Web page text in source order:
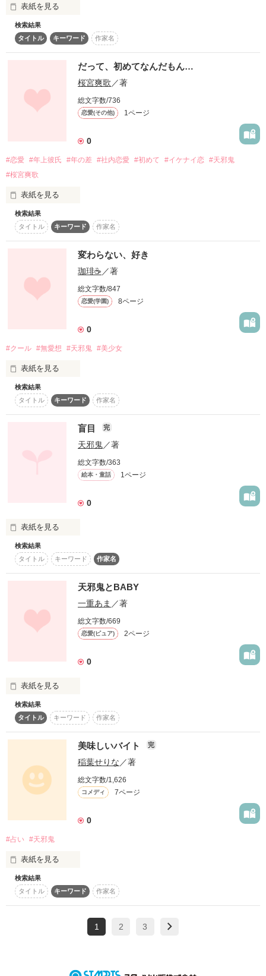
部長    長谷川拓真
三人の恋をご紹介致します。
美男子テニス部の恋事情、
ちょっと覗いてみませんか？
〜ようこそ、櫻川高校テニス部へ〜
宣伝エアラブにて、
マネージャー貝崎保津奈の恋事情
公開中ですっ！
暇つぶしにどうぞ。
「優しいキミが、私は嫌い」
作品を読む
表紙を見る
「べ、別にあんたのためじゃないから！」
極度の天邪鬼であるヒロインは、いつも本音とは違うことを言
本当は素直になりたいのに……。
そんなヒロインが初めての恋に落ちた。
相手はとても穏やかで学校一のモテ男、？
ヒロインは果たして無事にヒーローと結ばれることができるの
か
さあ――ジレジレな恋のバトルの幕開けだ。
相田 光希 （Mituki Aida）
【天邪鬼】【ツンデレ】【？？？】
奥山 大地 （Daiti Okuyama）
【人畜無害】【モテ男】【？？？】
検索結果
タイトル
キーワード 作家名
だって、初めてなんだもん…
桜宮爽歌／著
総文字数/736
恋愛(その他) 1ページ
0
#恋愛 #年上彼氏 #年の差 #社内恋愛 #初めて #イケナイ恋 #天邪鬼
#桜宮爽歌
表紙を見る
みなさん、こんにちわ！作者の桜宮爽歌(さくらみや さやか)で
す(o・ω・o)
「だって、初めてなんだもん…」をお手に取って頂きありがと
うございます！｡ﾟ(ﾟ´ω`ﾟ)ﾟ｡
この作品は、基本フィクションです
しかし、作者の気持ちをありのままに綴らせて頂くことが多い
と思います(実体験もあったりなかったり)。不定期更新になる
とは思いますが多くの方に手に取って頂けるように頑張りたい
検索結果
タイトル
キーワード 作家名
変わらない、好き
珈琲☕️ ／著
総文字数/847
恋愛(学園) 8ページ
0
#クール #無愛想 #天邪鬼 #美少女
表紙を見る
ーーーーいつだって無愛想で
君なんかっておもってたーーー
「うるさい、うるさい」
意地悪で毒舌で自分勝手でひねくれてて
初めて書きます
作品を読む
検索結果
タイトル
キーワード 作家名
盲目 完
天邪鬼／著
総文字数/363
絵本・童話 1ページ
0
表紙を見る
とてつもなく恐ろしい。
とにかく逃げたかった。
作品を読む
検索結果
タイトル
キーワード 作家名
天邪鬼とBABY
一重あま ／著
総文字数/669
恋愛(ピュア) 2ページ
0
表紙を見る
恋愛が私の生き甲斐。源。
恋愛をなくしたとき、
投げやりになって君と一緒になったの。
天邪鬼な私。
素直で可愛い女の子になりたかった。
検索結果
タイトル
キーワード 作家名
美味しいバイト 完
稲葉せりな ／著
総文字数/1,626
コメディ 7ページ
0
#占い #天邪鬼
表紙を見る
美味しいバイトには色々あるけれど、さてこのお話の場合の
『美味しいバイト』とはいったいなんの事なのでしょうか？
作品を読む
検索結果
タイトル
キーワード 作家名
1 2 3